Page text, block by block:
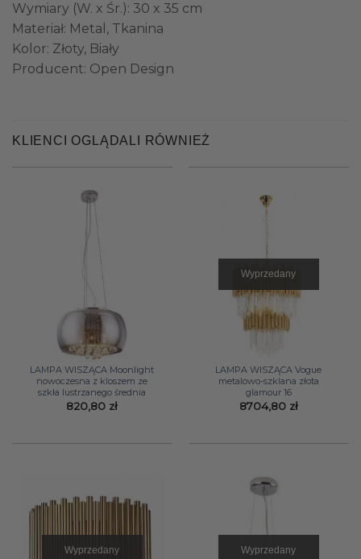
Wymiary (W. x Śr.): 30 x 35 cm
Materiał: Metal, Tkanina
Kolor: Złoty, Biały
Producent: Open Design
KLIENCI OGLĄDALI RÓWNIEŻ
LAMPA WISZĄCA Moonlight
nowoczesna z kloszem ze
szkła lustrzanego średnia
820,80 zł
Wyprzedany
LAMPA WISZĄCA Vogue
metalowo-szklana złota
glamour 16
8704,80 zł
Wyprzedany Wyprzedany